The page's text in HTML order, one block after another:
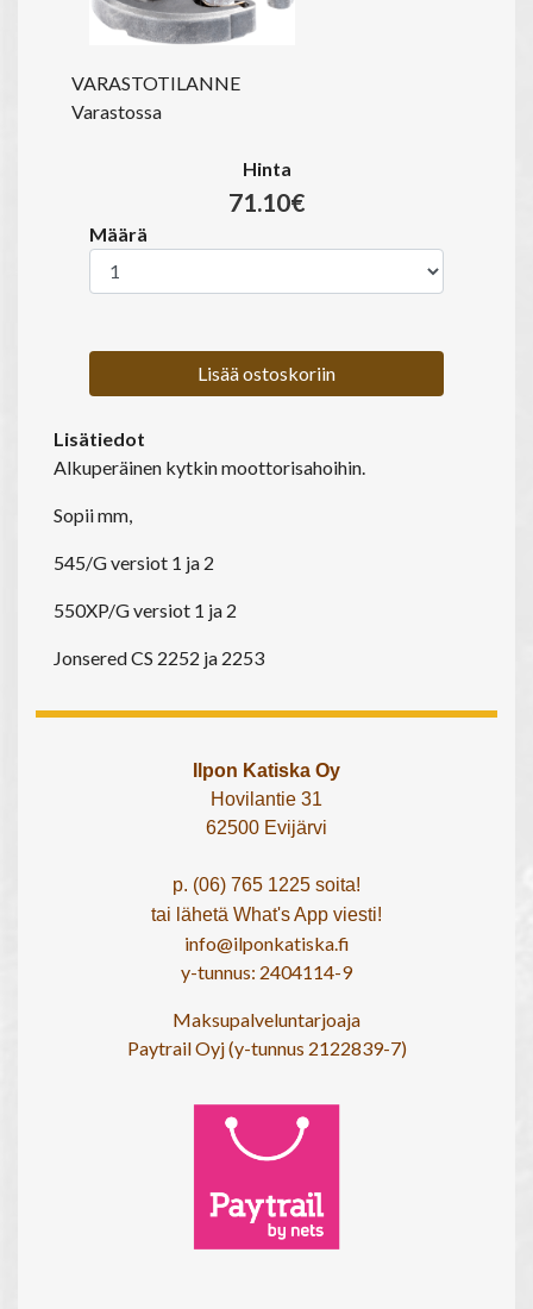
VARASTOTILANNE
Varastossa
Hinta
71.10€
Määrä
Lisää ostoskoriin
Lisätiedot
Alkuperäinen kytkin moottorisahoihin.
Sopii mm,
545/G versiot 1 ja 2
550XP/G versiot 1 ja 2
Jonsered CS 2252 ja 2253
Ilpon Katiska Oy
Hovilantie 31
62500 Evijärvi
p. (06) 765 1225 soita!
tai lähetä What's App viesti!
info@ilponkatiska.fi
y-tunnus: 2404114-9
Maksupalveluntarjoaja
Paytrail Oyj (y-tunnus 2122839-7)